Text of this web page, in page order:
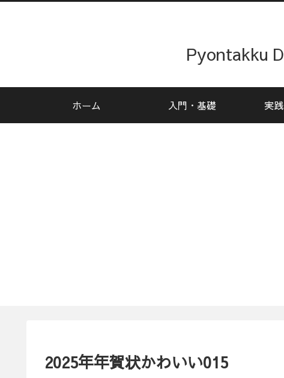
Pyontakku
ホーム 入門・基礎 実
2025年年賀状かわいい015